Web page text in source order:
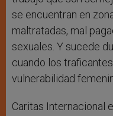
se encuentran en
maltratadas, mal
sexuales. Y sucede
cuando los
vulnerabilidad
Caritas Internacional